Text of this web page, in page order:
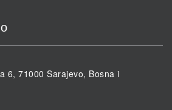
6, 71000 Sarajevo, Bosna i